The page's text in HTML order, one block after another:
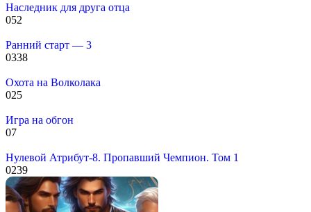
Наследник для друга отца
052
Ранний старт — 3
0338
Охота на Волколака
025
Игра на обгон
07
Нулевой Атрибут-8. Пропавший Чемпион. Том 1
0239